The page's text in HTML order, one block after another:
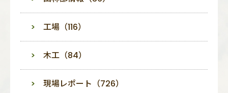
工場（116）
木工（84）
現場レポート（726）